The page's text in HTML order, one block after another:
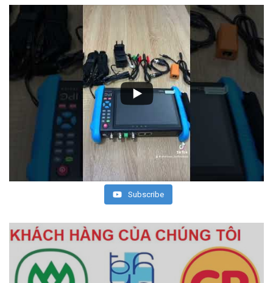
Subscribe